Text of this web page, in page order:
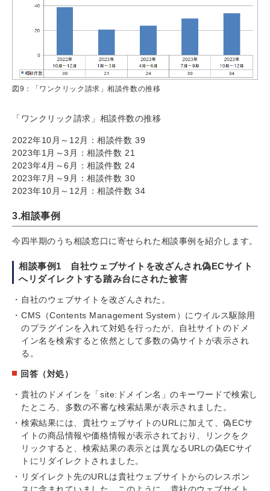
図9：「ワンクリック請求」相談件数の推移
「ワンクリック請求」相談件数の推移
2022年10月～12月：相談件数 39
2023年1月～3月：相談件数 21
2023年4月～6月：相談件数 24
2023年7月～9月：相談件数 30
2023年10月～12月：相談件数 34
3.相談事例
今四半期のうち相談窓口に寄せられた相談事例を紹介します。
相談事例1 自社ウェブサイトを改ざんされ偽ECサイト
へリダイレクトする踏み台にされた被害
自社のウェブサイトを改ざんされた。
CMS（Contents Management System）にウイルス駆除用
のプラグインを入れて対処を行ったが、自社サイトのドメ
イン名を検索すると依然として多数の偽サイトが表示され
る。
回答（対処）
貴社のドメインを「site:ドメイン名」のキーワードで検索し
たところ、多数の不審な検索結果が表示されました。
検索結果には、貴社ウェブサイトのURLに加えて、偽ECサ
イトの商品情報や価格情報が表示されており、リンクをク
リックすると、検索結果の表示とは異なるURLの偽ECサイ
トにリダイレクトされました。
リダイレクト先のURLは貴社ウェブサイトからのレスポン
スに含まれていました。このように、貴社のウェブサイト